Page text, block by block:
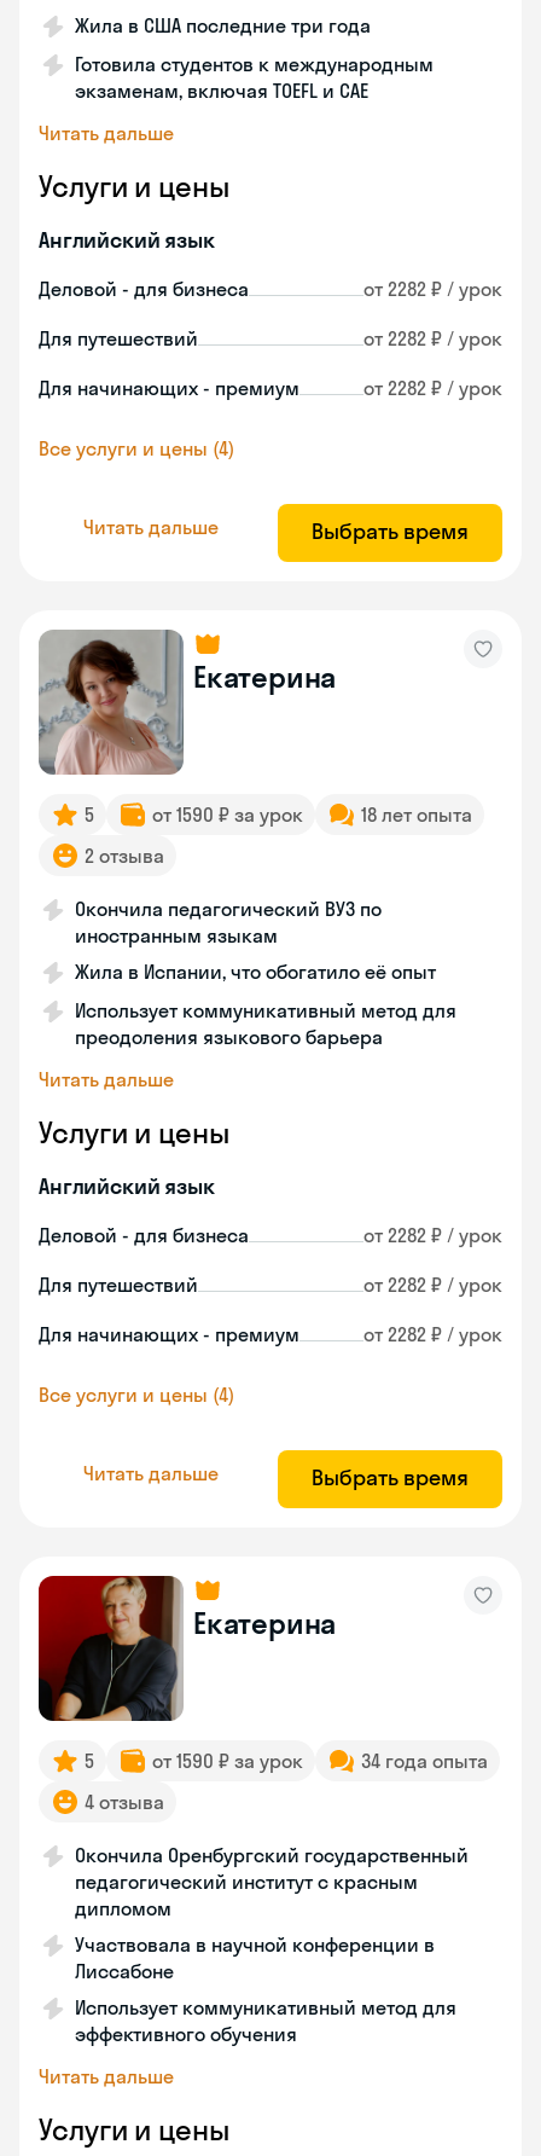
Жила в США последние три года
Готовила студентов к международным
экзаменам, включая TOEFL и CAE
Читать дальше
Услуги и цены
Английский язык
Деловой - для бизнеса от 2282 ₽ / урок
Для путешествий от 2282 ₽ / урок
Для начинающих - премиум от 2282 ₽ / урок
Все услуги и цены (4)
Читать дальше Выбрать время
Екатерина
5 от 1590 ₽ за урок
18 лет опыта
2 отзыва
Окончила педагогический ВУЗ по
иностранным языкам
Жила в Испании, что обогатило её опыт
Использует коммуникативный метод для
преодоления языкового барьера
Читать дальше
Услуги и цены
Английский язык
Деловой - для бизнеса от 2282 ₽ / урок
Для путешествий от 2282 ₽ / урок
Для начинающих - премиум от 2282 ₽ / урок
Все услуги и цены (4)
Читать дальше Выбрать время
Екатерина
5 от 1590 ₽ за урок
34 года опыта
4 отзыва
Окончила Оренбургский государственный
педагогический институт с красным
дипломом
Участвовала в научной конференции в
Лиссабоне
Использует коммуникативный метод для
эффективного обучения
Читать дальше
Услуги и цены